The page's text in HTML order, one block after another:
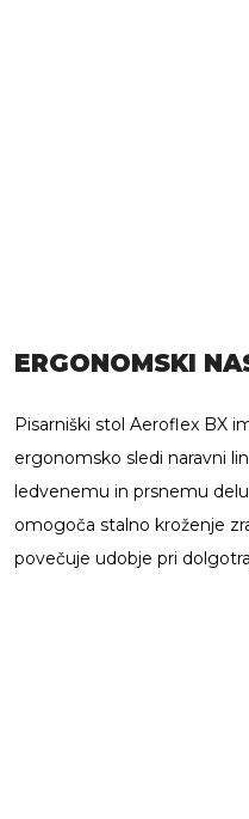
ERGONOMSKI
Pisarniški stol Aeroflex BX
ergonomsko sledi naravni
ledvenemu in prsnemu
omogoča stalno kroženje
povečuje udobje pri